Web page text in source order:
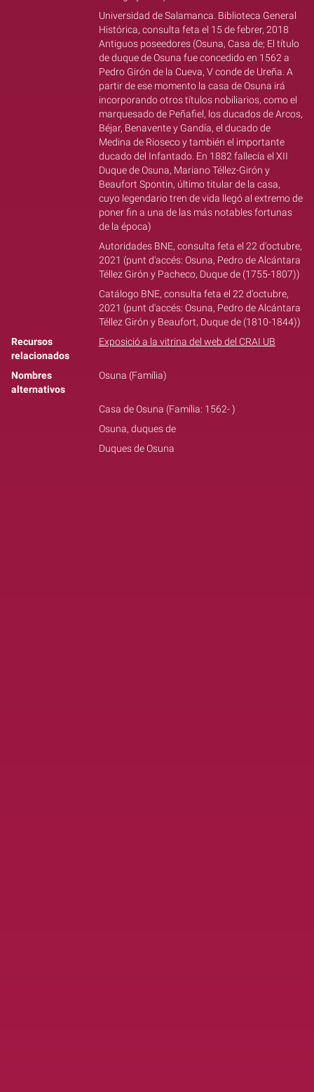
Universidad de Salamanca. Biblioteca General
Histórica, consulta feta el 15 de febrer, 2018
Antiguos poseedores (Osuna, Casa de; El título
de duque de Osuna fue concedido en 1562 a
Pedro Girón de la Cueva, V conde de Ureña. A
partir de ese momento la casa de Osuna irá
incorporando otros títulos nobiliarios, como el
marquesado de Peñafiel, los ducados de Arcos,
Béjar, Benavente y Gandía, el ducado de
Medina de Rioseco y también el importante
ducado del Infantado. En 1882 fallecía el XII
Duque de Osuna, Mariano Téllez-Girón y
Beaufort Spontin, último titular de la casa,
cuyo legendario tren de vida llegó al extremo de
poner fin a una de las más notables fortunas
de la época)
Autoridades BNE, consulta feta el 22 d'octubre,
2021 (punt d'accés: Osuna, Pedro de Alcántara
Téllez Girón y Pacheco, Duque de (1755-1807))
Catálogo BNE, consulta feta el 22 d'octubre,
2021 (punt d'accés: Osuna, Pedro de Alcántara
Téllez Girón y Beaufort, Duque de (1810-1844))
Recursos
relacionados
Exposició a la vitrina del web del CRAI UB
Nombres
alternativos
Osuna (Família)
Casa de Osuna (Família: 1562- )
Osuna, duques de
Duques de Osuna